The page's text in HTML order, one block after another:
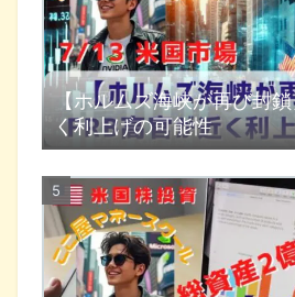
【ホルムズ海峡が再び封
く利上げの可能性